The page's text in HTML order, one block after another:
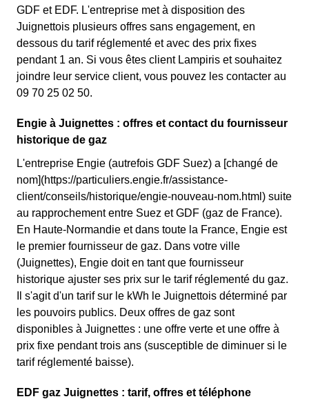
GDF et EDF. L'entreprise met à disposition des
Juignettois plusieurs offres sans engagement, en
dessous du tarif réglementé et avec des prix fixes
pendant 1 an. Si vous êtes client Lampiris et souhaitez
joindre leur service client, vous pouvez les contacter au
09 70 25 02 50.
Engie à Juignettes : offres et contact du fournisseur
historique de gaz
L'entreprise Engie (autrefois GDF Suez) a [changé de
nom](https://particuliers.engie.fr/assistance-
client/conseils/historique/engie-nouveau-nom.html) suite
au rapprochement entre Suez et GDF (gaz de France).
En Haute-Normandie et dans toute la France, Engie est
le premier fournisseur de gaz. Dans votre ville
(Juignettes), Engie doit en tant que fournisseur
historique ajuster ses prix sur le tarif réglementé du gaz.
Il s'agit d'un tarif sur le kWh le Juignettois déterminé par
les pouvoirs publics. Deux offres de gaz sont
disponibles à Juignettes : une offre verte et une offre à
prix fixe pendant trois ans (susceptible de diminuer si le
tarif réglementé baisse).
EDF gaz Juignettes : tarif, offres et téléphone